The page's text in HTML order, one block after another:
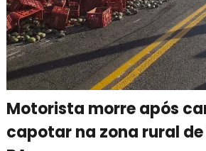
Motorista morre após
capotar na zona rural